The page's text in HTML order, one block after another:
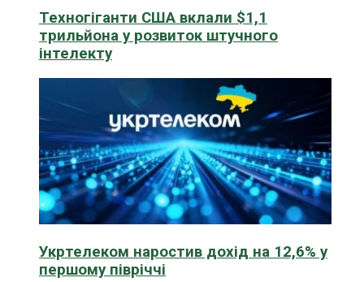
Техногіганти США вклали $1,1
трильйона у розвиток штучного
інтелекту
Укртелеком наростив дохід на 12,6% у
першому півріччі